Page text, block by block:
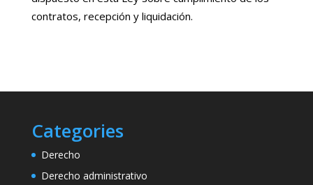
contratos, recepción y liquidación.
Categories
Derecho
Derecho administrativo